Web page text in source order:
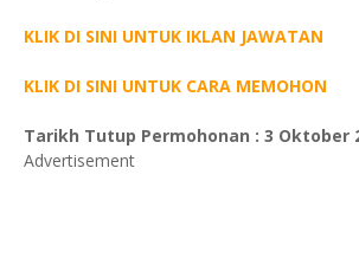
KLIK DI SINI UNTUK IKLAN JAWATAN
KLIK DI SINI UNTUK CARA MEMOHON
Tarikh Tutup Permohonan : 3 Oktober
Advertisement